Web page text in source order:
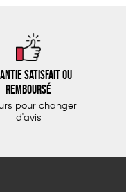
satisfait ou
remboursé
pour changer
d'avis